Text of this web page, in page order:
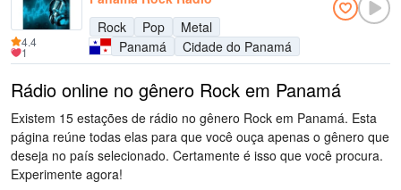
Rock
Pop
Metal
Panamá
Cidade do Panamá
4.4
1
Rádio online no gênero Rock em Panamá
Existem 15 estações de rádio no gênero Rock em Panamá. Esta
página reúne todas elas para que você ouça apenas o gênero que
deseja no país selecionado. Certamente é isso que você procura.
Experimente agora!